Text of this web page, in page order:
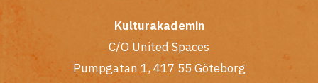
Kulturakademin
C/O United Spaces
Pumpgatan 1, 417 55 Göteborg